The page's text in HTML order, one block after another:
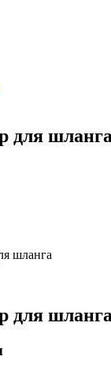
для шланга
шланга
для шланга